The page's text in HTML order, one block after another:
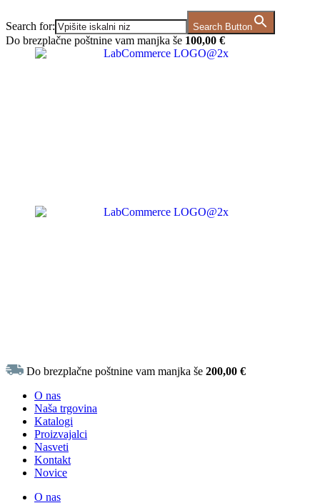
Search for: Search Button
Do brezplačne poštnine vam manjka še 100,00 €
Do brezplačne poštnine vam manjka še200,00€
O nas
Naša trgovina
Katalogi
Proizvajalci
Nasveti
Kontakt
Novice
O nas